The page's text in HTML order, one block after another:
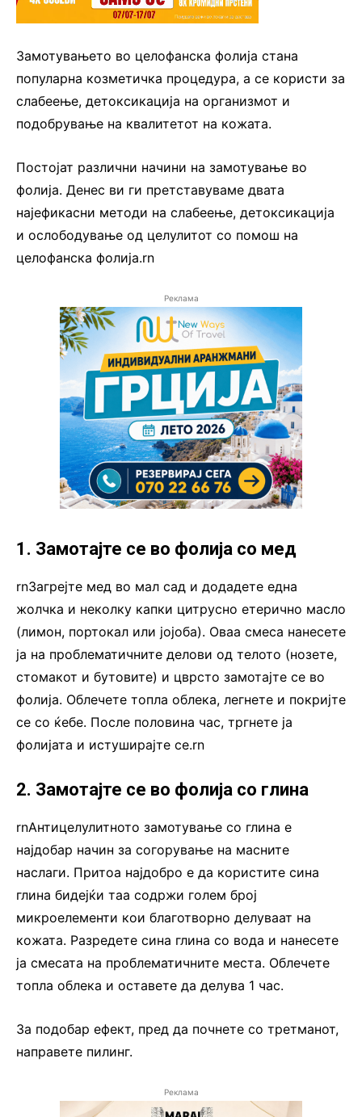
Замотувањето во целофанска фолија стана
популарна козметичка процедура, а се користи за
слабеење, детоксикација на организмот и
подобрување на квалитетот на кожата.
Постојат различни начини на замотување во
фолија. Денес ви ги претставуваме двата
најефикасни методи на слабеење, детоксикација
и ослободување од целулитот со помош на
целофанска фолија.rn
Реклама
1. Замотајте се во фолија со мед
rnЗагрејте мед во мал сад и додадете една
жолчка и неколку капки цитрусно етерично масло
(лимон, портокал или јојоба). Оваа смеса нанесете
ја на проблематичните делови од телото (нозете,
стомакот и бутовите) и цврсто замотајте се во
фолија. Облечете топла облека, легнете и покријте
се со ќебе. После половина час, тргнете ја
фолијата и истуширајте се.rn
2. Замотајте се во фолија со глина
rnАнтицелулитното замотување со глина е
најдобар начин за согорување на масните
наслаги. Притоа најдобро е да користите сина
глина бидејќи таа содржи голем број
микроелементи кои благотворно делуваат на
кожата. Разредете сина глина со вода и нанесете
ја смесата на проблематичните места. Облечете
топла облека и оставете да делува 1 час.
За подобар ефект, пред да почнете со третманот,
направете пилинг.
Реклама